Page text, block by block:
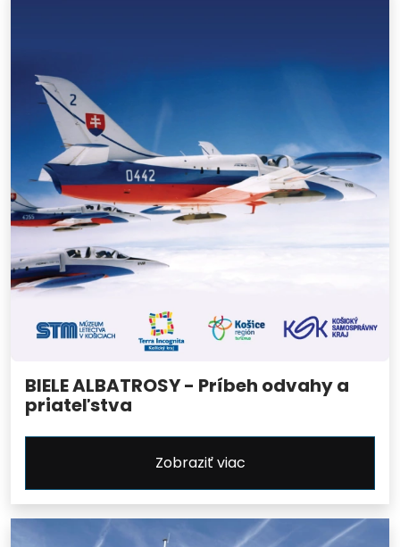
BIELE ALBATROSY - Príbeh odvahy a
priateľstva
Zobraziť viac